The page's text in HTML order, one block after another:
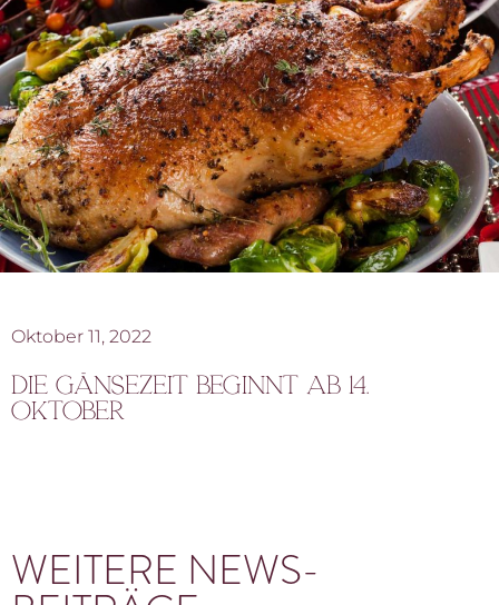
Oktober 11, 2022
Die Gänsezeit beginnt ab 14.
Oktober
WEITERE NEWS-